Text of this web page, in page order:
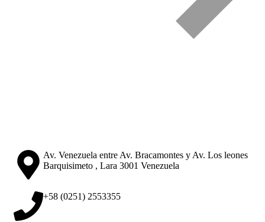
Av. Venezuela entre Av. Bracamontes y Av. Los leones
Barquisimeto , Lara 3001 Venezuela
+58 (0251) 2553355